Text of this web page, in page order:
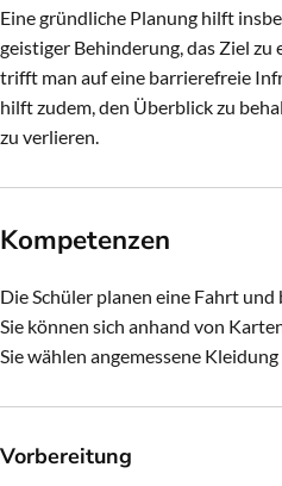
Eine gründliche Planung hilft
geistiger Behinderung, das Ziel
trifft man auf eine barrierefreie
hilft zudem, den Überblick zu
zu verlieren.
Kompetenzen
Die Schüler planen eine Fahrt und
Sie können sich anhand von
Sie wählen angemessene Kleidung
Vorbereitung